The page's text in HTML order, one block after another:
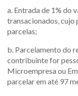
a. Entrada de 1% do
transacionados, cujo
parcelas;
b. Parcelamento do
contribuinte for
Microempresa ou
parcelar em até 97